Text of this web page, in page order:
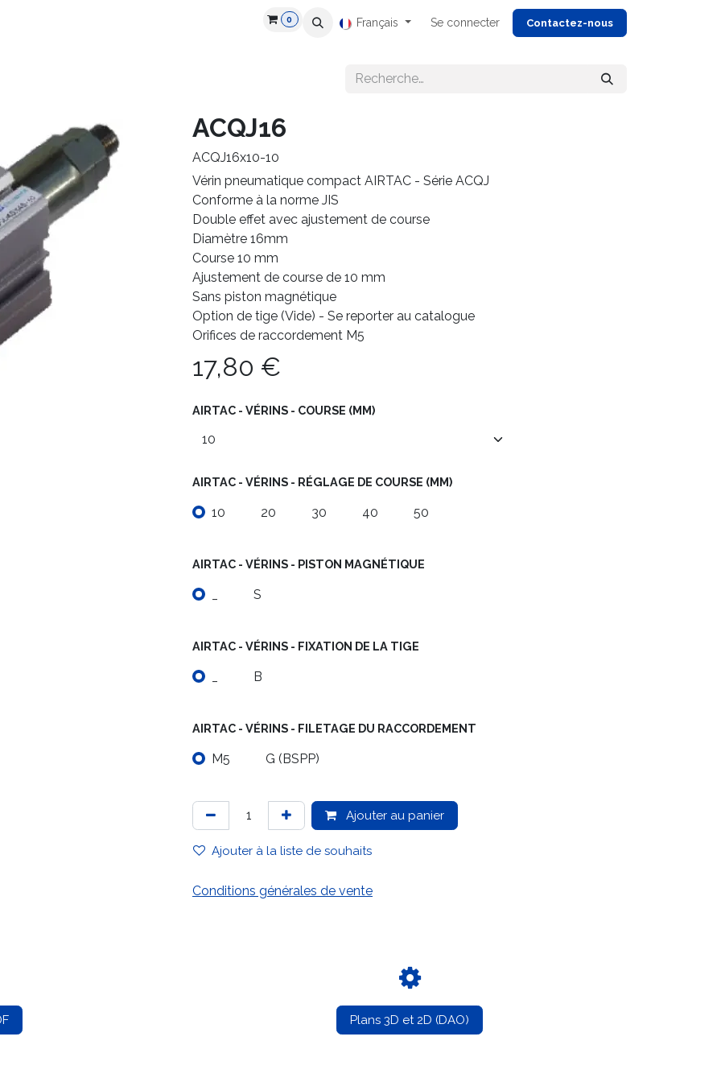
Recrutement Ressources
0 Français Se connecter Contactez-nous
ACQJ16
ACQJ16x10-10
Vérin pneumatique compact AIRTAC - Série ACQJ
Conforme à la norme JIS
Double effet avec ajustement de course
Diamètre 16mm
Course 10 mm
Ajustement de course de 10 mm
Sans piston magnétique
Option de tige (Vide) - Se reporter au catalogue
Orifices de raccordement M5
17,80 €
AIRTAC - VÉRINS - COURSE (MM)
AIRTAC - VÉRINS - RÉGLAGE DE COURSE (MM)
10 20 30 40 50
AIRTAC - VÉRINS - PISTON MAGNÉTIQUE
S
AIRTAC - VÉRINS - FIXATION DE LA TIGE
B
AIRTAC - VÉRINS - FILETAGE DU RACCORDEMENT
M5 G (BSPP)
Ajouter au panier
Ajouter à la liste de souhaits
Conditions générales de vente
Plans 3D et 2D (DAO)